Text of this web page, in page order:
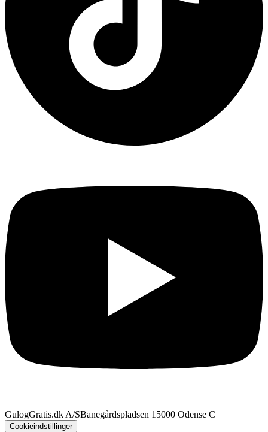
GulogGratis.dk A/SBanegårdspladsen 1 5000 Odense C
Cookieindstillinger